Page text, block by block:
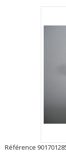
Référence